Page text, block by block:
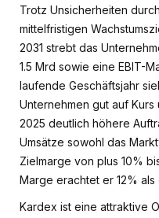
Trotz Unsicherheiten
mittelfristigen
2031 strebt das
1.5 Mrd sowie eine EBIT-
laufende Geschäftsjahr
Unternehmen gut auf
2025 deutlich höhere
Umsätze sowohl das
Zielmarge von plus 10%
Marge erachtet er 12%
Kardex ist eine attraktive